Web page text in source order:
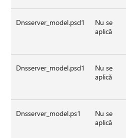
Dnsserver_model.psd1
Nu se
aplică
Dnsserver_model.psd1
Nu se
aplică
Dnsserver_model.ps1
Nu se
aplică